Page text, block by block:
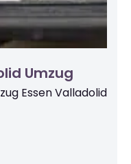
Umzug
Essen Valladolid